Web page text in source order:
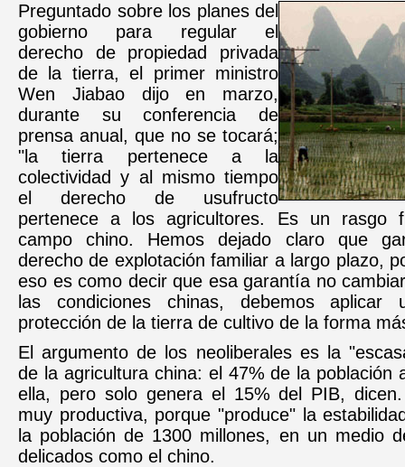
Preguntado sobre los planes del
gobierno para regular el
derecho de propiedad privada
de la tierra, el primer ministro
Wen Jiabao dijo en marzo,
durante su conferencia de
prensa anual, que no se tocará;
"la tierra pertenece a la
colectividad y al mismo tiempo
el derecho de usufructo
pertenece a los agricultores. Es un rasgo
campo chino. Hemos dejado claro que
derecho de explotación familiar a largo plazo,
eso es como decir que esa garantía no
las condiciones chinas, debemos aplicar
protección de la tierra de cultivo de la forma
El argumento de los neoliberales es la
de la agricultura china: el 47% de la población
ella, pero solo genera el 15% del PIB,
muy productiva, porque "produce" la
la población de 1300 millones, en un medio
delicados como el chino.